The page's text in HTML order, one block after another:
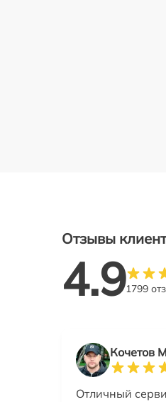
Отзывы
4.91799
Кочетов
Отличный